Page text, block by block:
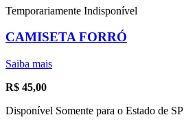
Temporariamente Indisponível
CAMISETA FORRÓ
Saiba mais
R$ 45,00
Disponível Somente para o Estado de SP